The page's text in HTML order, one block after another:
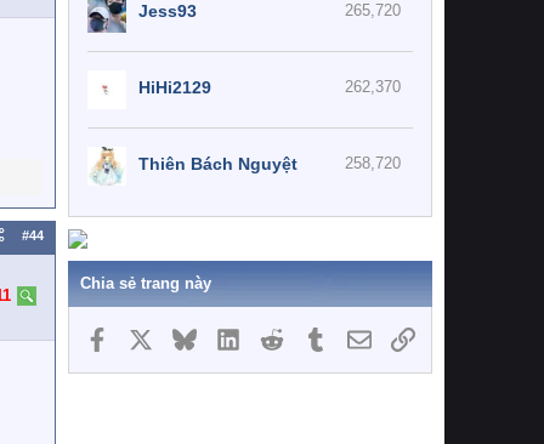
#44
265,720
Jess93
262,370
HiHi2129
258,720
Thiên Bách Nguyệt
Chia sẻ trang này
Facebook BlueskyLinkedInReddit TumblrEmailLink